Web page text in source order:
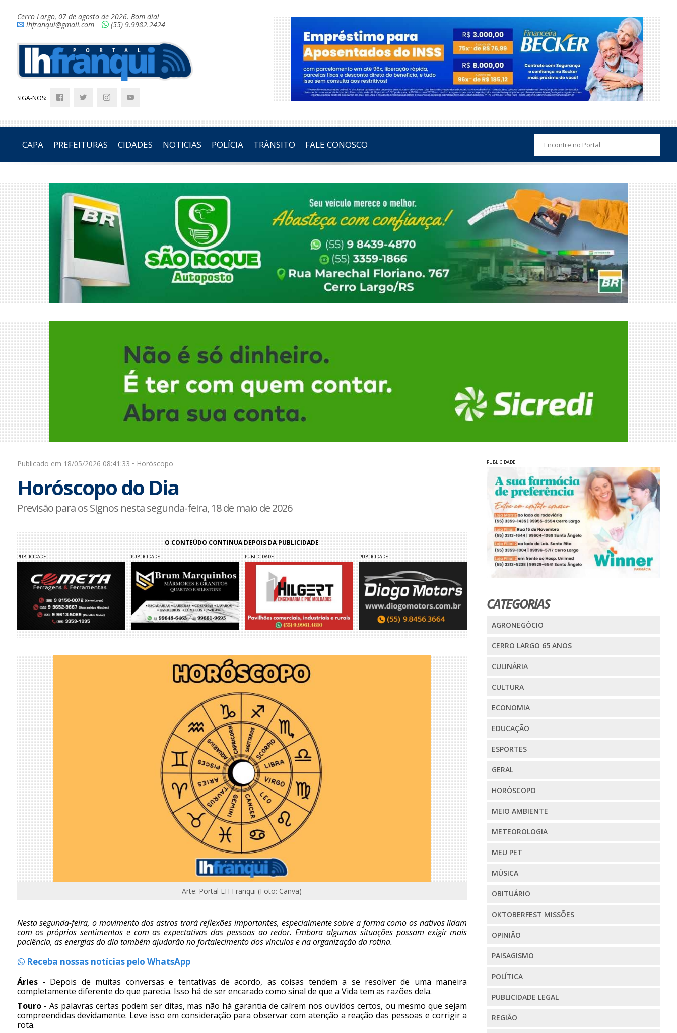
Cerro Largo, 07 de agosto de 2026. Bom dia!
lhfranqui@gmail.com
(55) 9.9982.2424
SIGA-NOS:
CAPA PREFEITURAS CIDADES NOTICIAS POLÍCIA TRÂNSITO FALE CONOSCO
Publicado em 18/05/2026 08:41:33 • Horóscopo
Horóscopo do Dia
Previsão para os Signos nesta segunda-feira, 18 de maio de 2026
O CONTEÚDO CONTINUA DEPOIS DA PUBLICIDADE
PUBLICIDADE PUBLICIDADE PUBLICIDADE PUBLICIDADE
Arte: Portal LH Franqui (Foto: Canva)
Nesta segunda-feira, o movimento dos astros trará reflexões importantes, especialmente sobre a forma como os nativos lidam
com os próprios sentimentos e com as expectativas das pessoas ao redor. Embora algumas situações possam exigir mais
paciência, as energias do dia também ajudarão no fortalecimento dos vínculos e na organização da rotina.
Receba nossas notícias pelo WhatsApp
Áries- Depois de muitas conversas e tentativas de acordo, as coisas tendem a se resolver de uma maneira
completamente diferente do que parecia. Isso há de ser encarado como sinal de que a Vida tem as razões dela.
Touro- As palavras certas podem ser ditas, mas não há garantia de caírem nos ouvidos certos, ou mesmo que sejam
compreendidas devidamente. Leve isso em consideração para observar com atenção a reação das pessoas e corrigir a
rota.
PUBLICIDADE
CATEGORIAS
AGRONEGÓCIO
CERRO LARGO 65 ANOS
CULINÁRIA
CULTURA
ECONOMIA
EDUCAÇÃO
ESPORTES
GERAL
HORÓSCOPO
MEIO AMBIENTE
METEOROLOGIA
MEU PET
MÚSICA
OBITUÁRIO
OKTOBERFEST MISSÕES
OPINIÃO
PAISAGISMO
POLÍTICA
PUBLICIDADE LEGAL
REGIÃO